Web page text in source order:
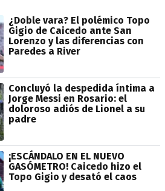
¿Doble vara? El polémico Topo
Gigio de Caicedo ante San
Lorenzo y las diferencias con
Paredes a River
Concluyó la despedida íntima a
Jorge Messi en Rosario: el
doloroso adiós de Lionel a su
padre
¡ESCÁNDALO EN EL NUEVO
GASÓMETRO! Caicedo hizo el
Topo Gigio y desató el caos